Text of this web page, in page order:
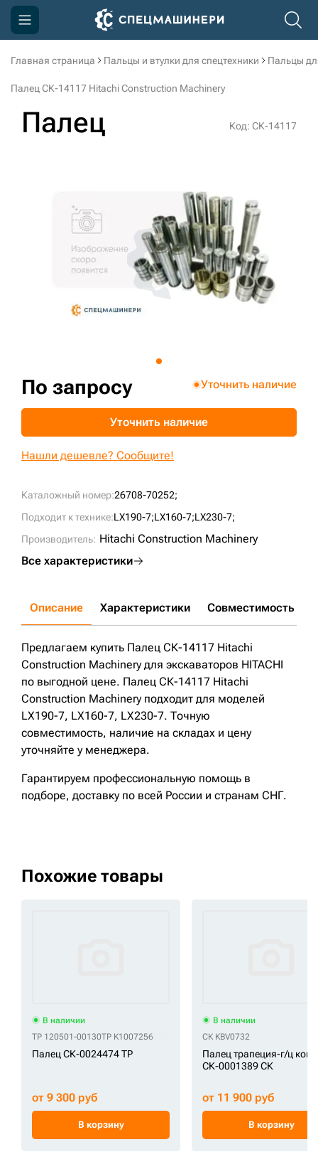
Главная страница Пальцы и втулки для спецтехники Пальцы
Палец СК-14117 Hitachi Construction Machinery
Палец Код: СК-14117
Каталожный номер:26708-70252;
Подходит к технике:LX190-7;LX160-7;LX230-7;
Производитель: Hitachi Construction Machinery
Все характеристики
По запросу Уточнить наличие
Уточнить наличие
Нашли дешевле? Сообщите!
Описание Характеристики Совместимость
Предлагаем купить Палец СК-14117 Hitachi
Construction Machinery для экскаваторов HITACHI
по выгодной цене. Палец СК-14117 Hitachi
Construction Machinery подходит для моделей
LX190-7, LX160-7, LX230-7. Точную
совместимость, наличие на складах и цену
уточняйте у менеджера.
Гарантируем профессиональную помощь в
подборе, доставку по всей России и странам СНГ.
Похожие товары
В наличии
TP 120501-00130TP K1007256
Палец СК-0024474 TP
от 9 300 руб
В корзину
В наличии
СК KBV0732
Палец трапеция-г/ц
СК-0001389 СК
от 11 900 руб
В корзину
Компания
Доставка и оплата
3D тур по производству
3D тур по складам
sksale@skdst.ru